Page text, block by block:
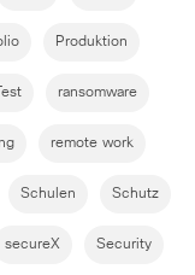
Produktion
ransomware
remote work
Schulen Schutz
secureX Security